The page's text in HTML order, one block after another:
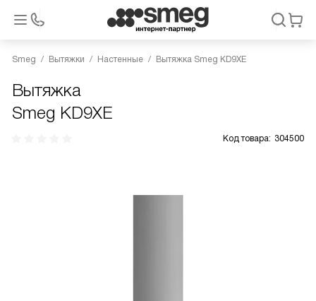
Smeg Вытяжки Настенные Вытяжка Smeg KD9XE
Вытяжка
Smeg KD9XE
Код товара: 304500